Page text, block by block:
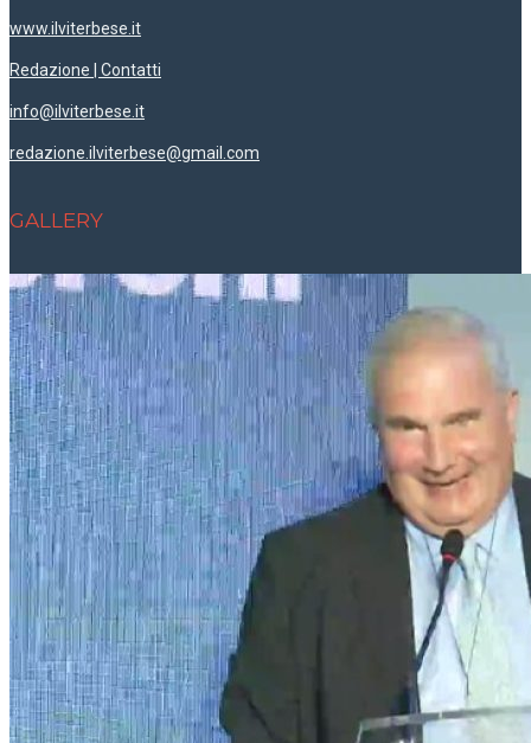
www.ilviterbese.it
Redazione | Contatti
info@ilviterbese.it
redazione.ilviterbese@gmail.com
GALLERY